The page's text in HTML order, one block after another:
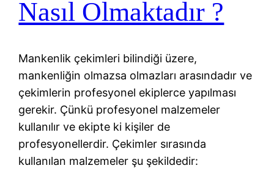
Nasıl Olmaktadır ?
Mankenlik çekimleri bilindiği üzere,
mankenliğin olmazsa olmazları arasındadır ve
çekimlerin profesyonel ekiplerce yapılması
gerekir. Çünkü profesyonel malzemeler
kullanılır ve ekipte ki kişiler de
profesyonellerdir. Çekimler sırasında
kullanılan malzemeler şu şekildedir: